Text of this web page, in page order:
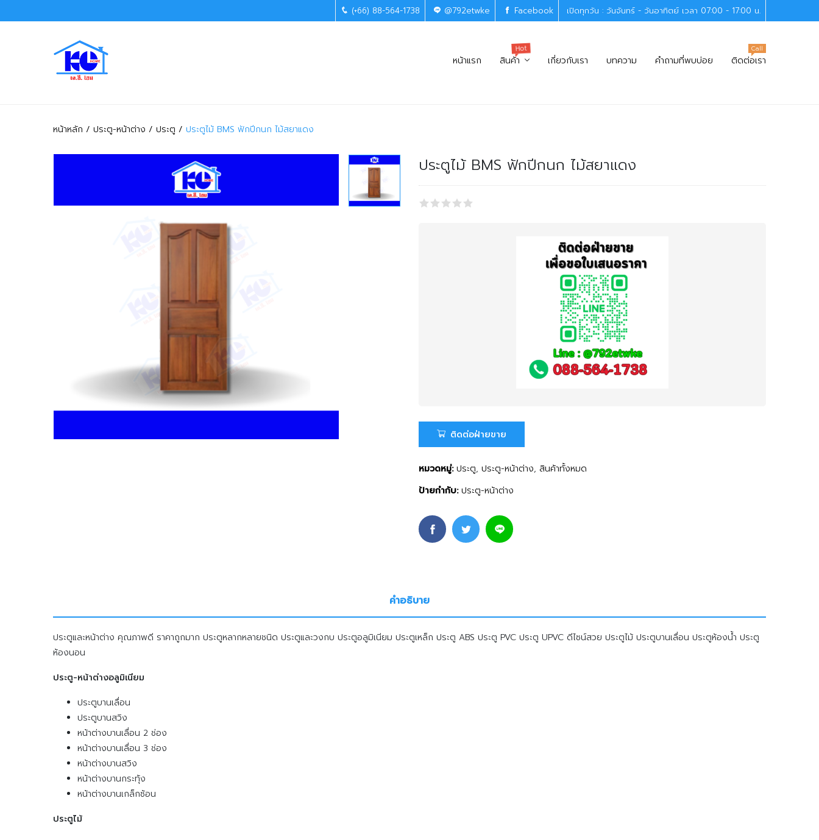
(+66) 88-564-1738 @792etwke Facebook เปิดทุกวัน : วันจันทร์ - วันอาทิตย์ เวลา 07:00 - 17:00 น.
หน้าแรก สินค้า
Hot
เกี่ยวกับเรา บทความ คำถามที่พบบ่อย ติดต่อเรา
Call
หน้าหลัก ประตู-หน้าต่าง ประตู ประตูไม้ BMS ฟักปีกนก ไม้สยาแดง
ประตูไม้ BMS ฟักปีกนก ไม้สยาแดง
ติดต่อฝ่ายขาย
หมวดหมู่: ประตู, ประตู-หน้าต่าง, สินค้าทั้งหมด
ป้ายกำกับ: ประตู-หน้าต่าง
คำอธิบาย
ประตูและหน้าต่าง คุณภาพดี ราคาถูกมาก ประตูหลากหลายชนิด ประตูและวงกบ ประตูอลูมิเนียม ประตูเหล็ก ประตู ABS ประตู PVC ประตู UPVC ดีไซน์สวย ประตูไม้ ประตูบานเลื่อน ประตูห้องน้ำ ประตู
ห้องนอน
ประตู-หน้าต่างอลูมิเนียม
ประตูบานเลื่อน
ประตูบานสวิง
หน้าต่างบานเลื่อน 2 ช่อง
หน้าต่างบานเลื่อน 3 ช่อง
หน้าต่างบานสวิง
หน้าต่างบานกระทุ้ง
หน้าต่างบานเกล็กซ้อน
ประตูไม้